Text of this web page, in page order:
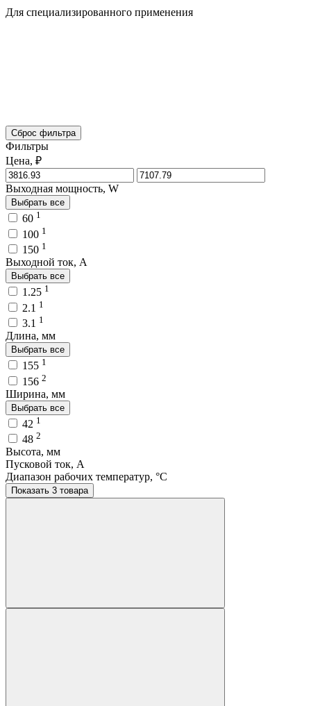
Для специализированного применения
Сброс фильтра
Фильтры
Цена, ₽
Выходная мощность, W
Выбрать все
60 1
100 1
150 1
Выходной ток, A
Выбрать все
1.25 1
2.1 1
3.1 1
Длина, мм
Выбрать все
155 1
156 2
Ширина, мм
Выбрать все
42 1
48 2
Высота, мм
Пусковой ток, A
Диапазон рабочих температур, °C
Показать 3 товара